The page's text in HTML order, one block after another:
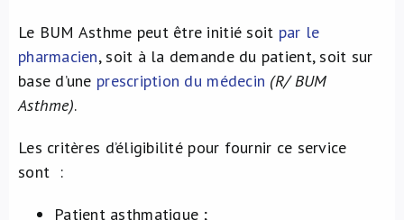
Le BUM Asthme peut être initié soit par le
pharmacien, soit à la demande du patient, soit sur
base d’une prescription du médecin (R/ BUM
Asthme).
Les critères d’éligibilité pour fournir ce service
sont :
Patient asthmatique ;